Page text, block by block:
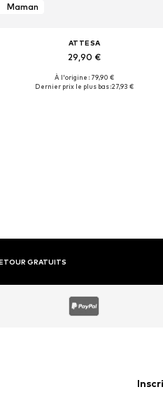
Maman
ATTESA
29,90 €
Tailles disponibles: 34
À l'origine : 79,90 €
Dernier prix le plus bas :27,93 €
GRATUITS